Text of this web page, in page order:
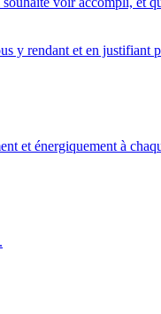
y rendant et en justifiant
et énergiquement à